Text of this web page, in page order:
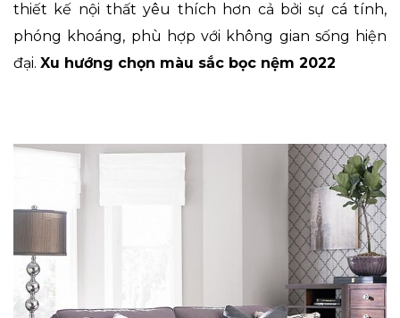
thiết kế nội thất yêu thích hơn cả bởi sự cá tính,
phóng khoáng, phù hợp với không gian sống hiện
đại. Xu hướng chọn màu sắc bọc nệm 2022